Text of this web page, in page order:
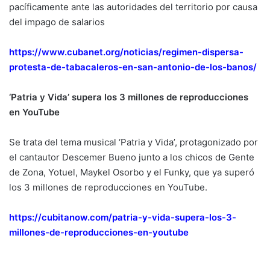
pacíficamente ante las autoridades del territorio por causa
del impago de salarios
https://www.cubanet.org/noticias/regimen-dispersa-
protesta-de-tabacaleros-en-san-antonio-de-los-banos/
‘Patria y Vida’ supera los 3 millones de reproducciones
en YouTube
Se trata del tema musical ‘Patria y Vida’, protagonizado por
el cantautor Descemer Bueno junto a los chicos de Gente
de Zona, Yotuel, Maykel Osorbo y el Funky, que ya superó
los 3 millones de reproducciones en YouTube.
https://cubitanow.com/patria-y-vida-supera-los-3-
millones-de-reproducciones-en-youtube